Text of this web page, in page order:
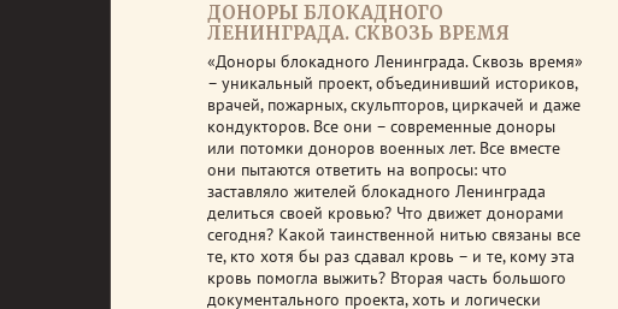
ДОНОРЫ БЛОКАДНОГО
ЛЕНИНГРАДА. СКВОЗЬ ВРЕМЯ
«Доноры блокадного Ленинграда. Сквозь время»
– уникальный проект, объединивший историков,
врачей, пожарных, скульпторов, циркачей и даже
кондукторов. Все они – современные доноры
или потомки доноров военных лет. Все вместе
они пытаются ответить на вопросы: что
заставляло жителей блокадного Ленинграда
делиться своей кровью? Что движет донорами
сегодня? Какой таинственной нитью связаны все
те, кто хотя бы раз сдавал кровь – и те, кому эта
кровь помогла выжить? Вторая часть большого
документального проекта, хоть и логически